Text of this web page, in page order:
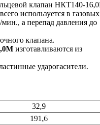
используется в
а перепад давления до
клапана.
изготавливаются из
ударогасители.
32,9
191,6